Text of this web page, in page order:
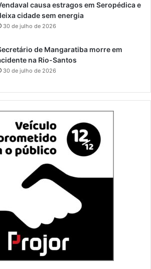
causa estragos em Seropédica e
cidade sem energia
30 de julho de 2026
de Mangaratiba morre em
na Rio-Santos
30 de julho de 2026